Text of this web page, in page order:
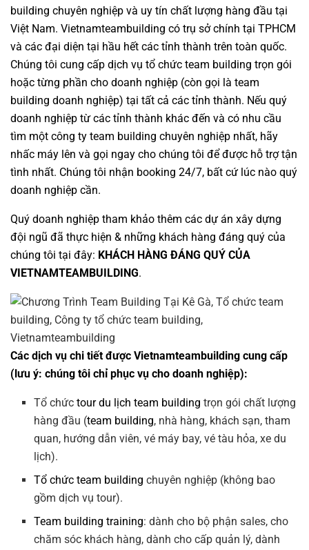
building chuyên nghiệp và uy tín chất lượng hàng đầu tại
Việt Nam. Vietnamteambuilding có trụ sở chính tại TPHCM
và các đại diện tại hầu hết các tỉnh thành trên toàn quốc.
Chúng tôi cung cấp dịch vụ tổ chức team building trọn gói
hoặc từng phần cho doanh nghiệp (còn gọi là team
building doanh nghiệp) tại tất cả các tỉnh thành. Nếu quý
doanh nghiệp từ các tỉnh thành khác đến và có nhu cầu
tìm một công ty team building chuyên nghiệp nhất, hãy
nhấc máy lên và gọi ngay cho chúng tôi để được hỗ trợ tận
tình nhất. Chúng tôi nhận booking 24/7, bất cứ lúc nào quý
doanh nghiệp cần.
Quý doanh nghiệp tham khảo thêm các dự án xây dựng
đội ngũ đã thực hiện & những khách hàng đáng quý của
chúng tôi tại đây: KHÁCH HÀNG ĐÁNG QUÝ CỦA
VIETNAMTEAMBUILDING.
Các dịch vụ chi tiết được Vietnamteambuilding cung cấp
(lưu ý: chúng tôi chỉ phục vụ cho doanh nghiệp):
Tổ chứctour du lịch team building trọn gói chất lượng
hàng đầu (team building, nhà hàng, khách sạn, tham
quan, hướng dẫn viên, vé máy bay, vé tàu hỏa, xe du
lịch).
Tổ chức team building chuyên nghiệp (không bao
gồm dịch vụ tour).
Team building training: dành cho bộ phận sales, cho
chăm sóc khách hàng, dành cho cấp quản lý, dành